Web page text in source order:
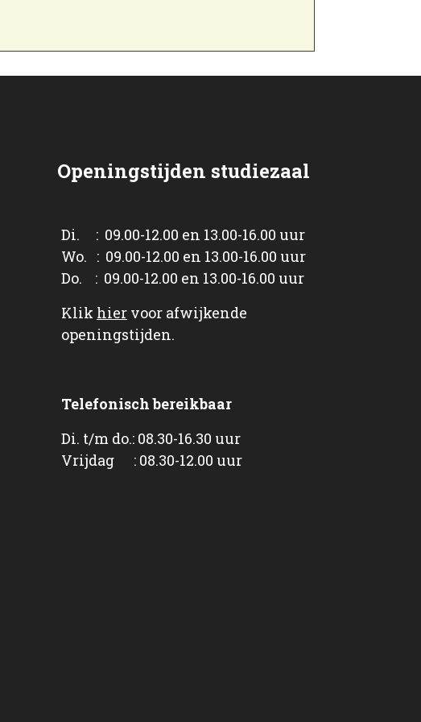
Openingstijden studiezaal
Di. : 09.00-12.00 en 13.00-16.00 uur
Wo. : 09.00-12.00 en 13.00-16.00 uur
Do. : 09.00-12.00 en 13.00-16.00 uur
Klik hiervoor afwijkende
openingstijden.
Telefonisch bereikbaar
Di. t/m do.: 08.30-16.30 uur
Vrijdag : 08.30-12.00 uur